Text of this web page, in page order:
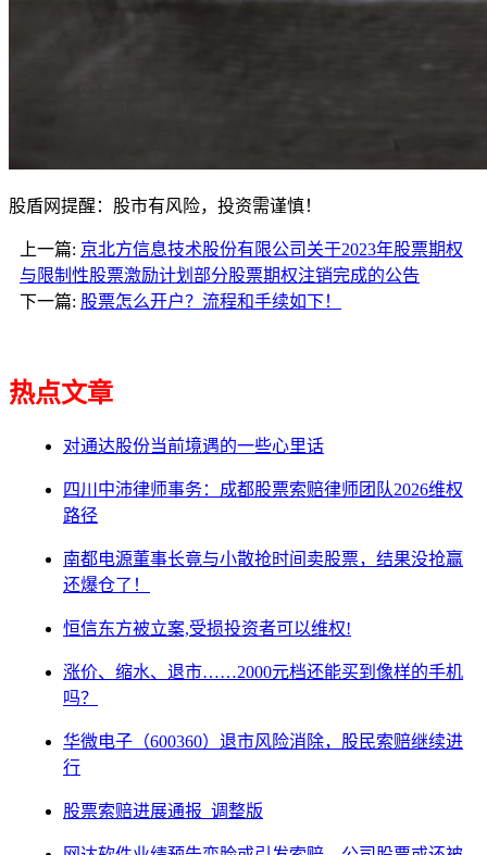
股盾网提醒：股市有风险，投资需谨慎！
上一篇: 京北方信息技术股份有限公司关于2023年股票期权
与限制性股票激励计划部分股票期权注销完成的公告
下一篇: 股票怎么开户？流程和手续如下！
热点文章
对通达股份当前境遇的一些心里话
四川中沛律师事务：成都股票索赔律师团队2026维权
路径
南都电源董事长竟与小散抢时间卖股票，结果没抢赢
还爆仓了！
恒信东方被立案,受损投资者可以维权!
涨价、缩水、退市……2000元档还能买到像样的手机
吗？
华微电子（600360）退市风险消除，股民索赔继续进
行
股票索赔进展通报_调整版